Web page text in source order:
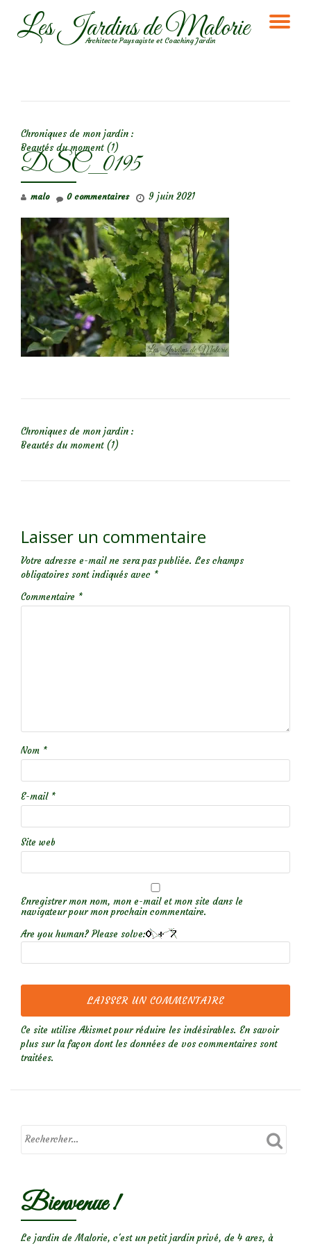
AllerLes Jardins de Malorie
Architecte Paysagiste et Coaching Jardin
Chroniques de mon jardin :
Beautés du moment (1)
DSC_0195
malo 9 juin 2021
0 commentaires
Chroniques de mon jardin :
Beautés du moment (1)
Laisser un commentaire
Votre adresse e-mail ne sera pas publiée. Les champs
obligatoires sont indiqués avec *
Commentaire *
Nom *
E-mail *
Site web
Enregistrer mon nom, mon e-mail et mon site dans le
navigateur pour mon prochain commentaire.
Are you human? Please solve:
Ce site utilise Akismet pour réduire les indésirables. En savoir
plus sur la façon dont les données de vos commentaires sont
traitées.
Bienvenue !
Le jardin de Malorie, c'est un petit jardin privé, de 4 ares, à